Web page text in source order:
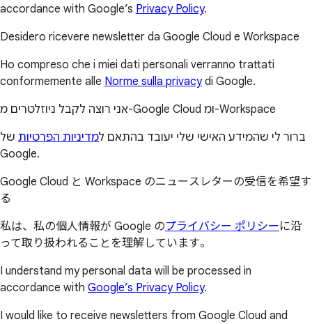
accordance with Google’s Privacy Policy.
Desidero ricevere newsletter da Google Cloud e Workspace
Ho compreso che i miei dati personali verranno trattati
conformemente alle Norme sulla privacydi Google.
אני רוצה לקבל ניוזלטרים מ-Google Cloud ומ-Workspace
ברור לי שהמידע האישי שלי יעובד בהתאם למדיניות הפרטיות של
Google.
Google Cloud と Workspace のニュースレターの受信を希望す
る
私は、私の個人情報が Google のプライバシー ポリシー に沿
って取り扱われることを理解しています。
I understand my personal data will be processed in
accordance with Google’s Privacy Policy.
I would like to receive newsletters from Google Cloud and